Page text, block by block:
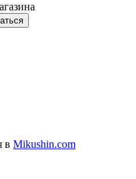
в Mikushin.com